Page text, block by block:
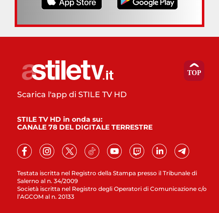
Testata iscritta nel Registro della Stampa presso il Tribunale di
Salerno al n. 34/2009
Società iscritta nel Registro degli Operatori di Comunicazione c/o
l’AGCOM al n. 20133
Scarica l'app di STILE TV HD
STILE TV HD in onda su:
CANALE 78 DEL DIGITALE TERRESTRE